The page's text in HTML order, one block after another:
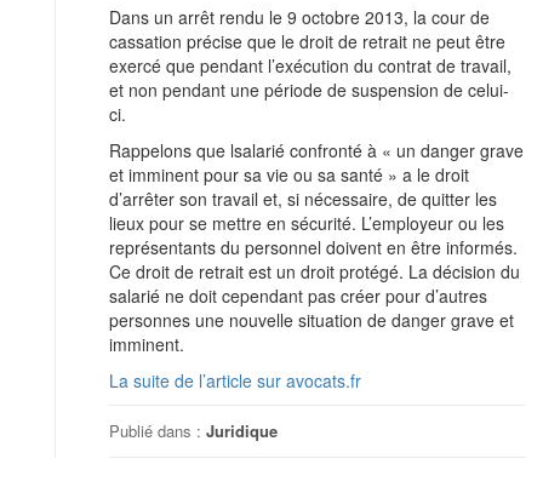
Dans un arrêt rendu le 9 octobre 2013, la cour de
cassation précise que le droit de retrait ne peut être
exercé que pendant l’exécution du contrat de travail,
et non pendant une période de suspension de celui-
ci.
Rappelons que lsalarié confronté à « un danger grave
et imminent pour sa vie ou sa santé » a le droit
d’arrêter son travail et, si nécessaire, de quitter les
lieux pour se mettre en sécurité. L’employeur ou les
représentants du personnel doivent en être informés.
Ce droit de retrait est un droit protégé. La décision du
salarié ne doit cependant pas créer pour d’autres
personnes une nouvelle situation de danger grave et
imminent.
La suite de l’article sur avocats.fr
Publié dans : Juridique